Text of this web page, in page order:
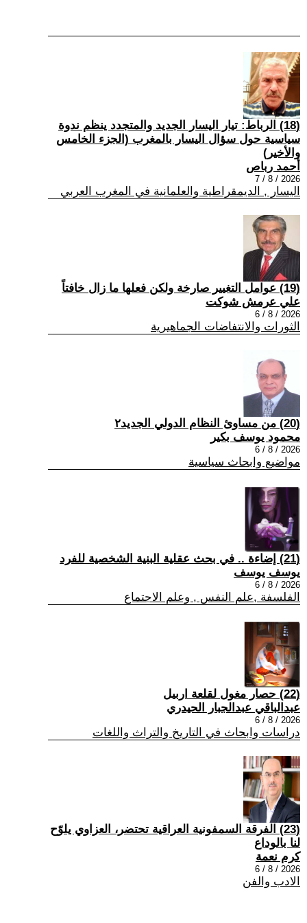
(18) الرباط: تيار اليسار الجديد والمتجدد ينظم ندوة
سياسية حول سؤال اليسار بالمغرب (الجزء الخامس
والأخير)
أحمد رباص
2026 / 8 / 7
اليسار , الديمقراطية والعلمانية في المغرب العربي
(19) عوامل التغيير صارخة ولكن فعلها ما زال خافتاً
علي عرمش شوكت
2026 / 8 / 6
الثورات والانتفاضات الجماهيرية
(20) من مساوئ النظام الدولي الجديد٢
محمود يوسف بكير
2026 / 8 / 6
مواضيع وابحاث سياسية
(21) إضاءة .. في بحث عقلية البنية الشخصية للفرد
يوسف يوسف
2026 / 8 / 6
الفلسفة ,علم النفس , وعلم الاجتماع
(22) حصار مغول لقلعة اربيل
عبدالباقي عبدالجبار الحيدري
2026 / 8 / 6
دراسات وابحاث في التاريخ والتراث واللغات
(23) الفرقة السمفونية العراقية تحتضر، العزاوي يلوّح
لنا بالوداع
كرم نعمة
2026 / 8 / 6
الادب والفن